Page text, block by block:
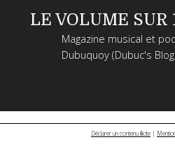
LE VOLUME SUR
Magazine musical et
Dubuquoy (Dubuc's
Déclarer un contenu illicite |